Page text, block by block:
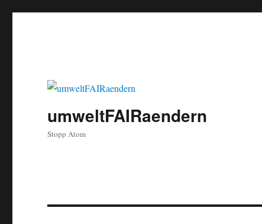
umweltFAIRaendern
Stopp Atom